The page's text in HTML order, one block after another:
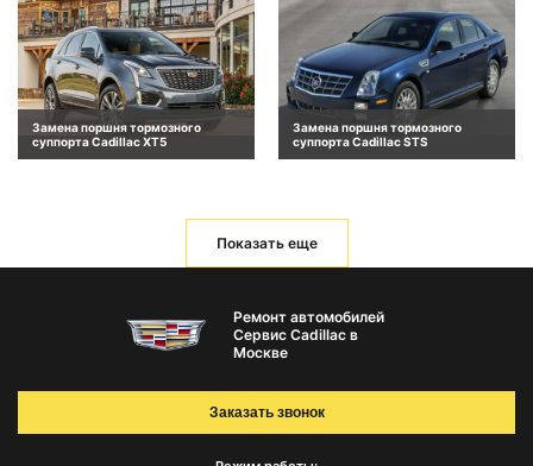
Замена поршня тормозного
суппорта Cadillac XT5
Замена поршня тормозного
суппорта Cadillac STS
Показать еще
Ремонт автомобилей
Сервис Cadillac в
Москве
Заказать звонок